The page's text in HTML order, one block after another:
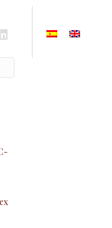
Twittera Linkedin